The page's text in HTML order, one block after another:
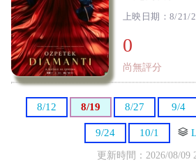
上映日期：8/21/
0
尚無評分
8/12 8/19 8/27 9/4
9/24 10/1
更新時間：2026/08/09